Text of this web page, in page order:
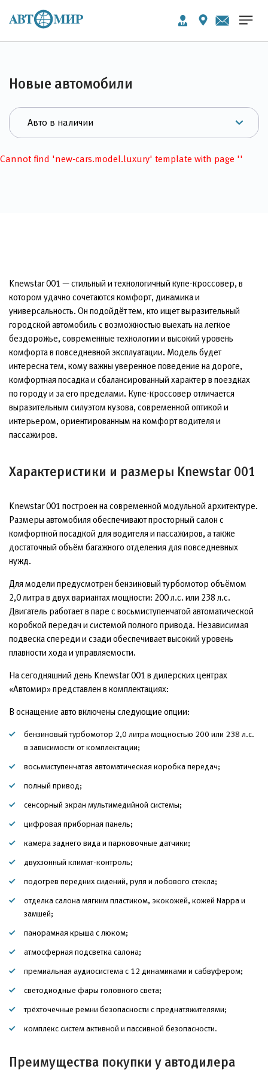
Новые автомобили
Cannot find 'new-cars.model.luxury' template with page ''
Knewstar 001 — стильный и технологичный купе-кроссовер, в
котором удачно сочетаются комфорт, динамика и
универсальность. Он подойдёт тем, кто ищет выразительный
городской автомобиль с возможностью выехать на легкое
бездорожье, современные технологии и высокий уровень
комфорта в повседневной эксплуатации. Модель будет
интересна тем, кому важны уверенное поведение на дороге,
комфортная посадка и сбалансированный характер в поездках
по городу и за его пределами. Купе-кроссовер отличается
выразительным силуэтом кузова, современной оптикой и
интерьером, ориентированным на комфорт водителя и
пассажиров.
Характеристики и размеры Knewstar 001
Knewstar 001 построен на современной модульной архитектуре.
Размеры автомобиля обеспечивают просторный салон с
комфортной посадкой для водителя и пассажиров, а также
достаточный объём багажного отделения для повседневных
нужд.
Для модели предусмотрен бензиновый турбомотор объёмом
2,0 литра в двух вариантах мощности: 200 л.с. или 238 л.с.
Двигатель работает в паре с восьмиступенчатой автоматической
коробкой передач и системой полного привода. Независимая
подвеска спереди и сзади обеспечивает высокий уровень
плавности хода и управляемости.
На сегодняшний день Knewstar 001 в дилерских центрах
«Автомир» представлен в комплектациях:
В оснащение авто включены следующие опции:
бензиновый турбомотор 2,0 литра мощностью 200 или 238 л.с.
в зависимости от комплектации;
восьмиступенчатая автоматическая коробка передач;
полный привод;
сенсорный экран мультимедийной системы;
цифровая приборная панель;
камера заднего вида и парковочные датчики;
двухзонный климат-контроль;
подогрев передних сидений, руля и лобового стекла;
отделка салона мягким пластиком, экокожей, кожей Nappa и
замшей;
панорамная крыша с люком;
атмосферная подсветка салона;
премиальная аудиосистема с 12 динамиками и сабвуфером;
светодиодные фары головного света;
трёхточечные ремни безопасности с преднатяжителями;
комплекс систем активной и пассивной безопасности.
Преимущества покупки у автодилера